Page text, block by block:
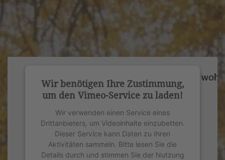
Wir benötigen Ihre Zustimmung,
um den Vimeo-Service zu laden!
Wir verwenden einen Service eines
Drittanbieters, um Videoinhalte einzubetten.
Dieser Service kann Daten zu Ihren
Aktivitäten sammeln. Bitte lesen Sie die
Details durch und stimmen Sie der Nutzung